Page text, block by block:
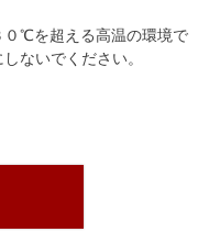
０℃を超える高温の環境で
ないでください。